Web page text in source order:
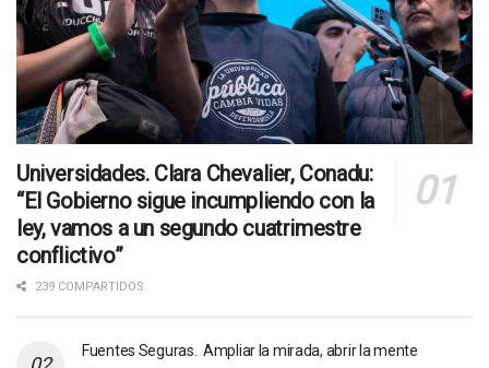
Universidades. Clara Chevalier, Conadu:
“El Gobierno sigue incumpliendo con la
ley, vamos a un segundo cuatrimestre
conflictivo”
239 COMPARTIDOS
Fuentes Seguras. Ampliar la mirada, abrir la mente